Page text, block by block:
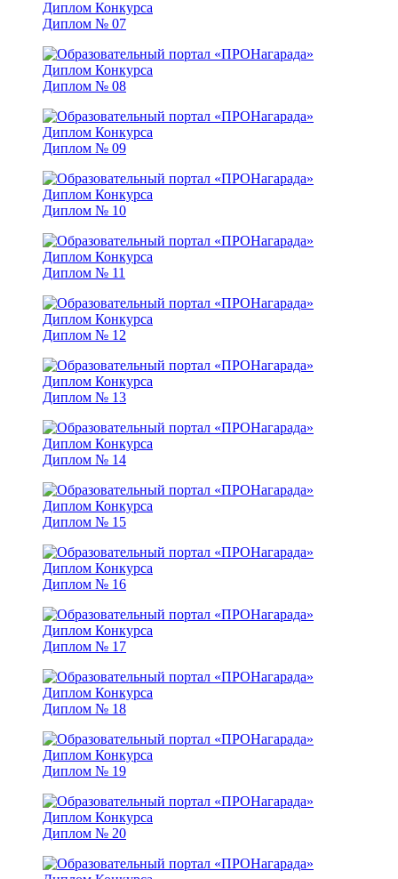
Диплом № 07
Диплом № 08
Диплом № 09
Диплом № 10
Диплом № 11
Диплом № 12
Диплом № 13
Диплом № 14
Диплом № 15
Диплом № 16
Диплом № 17
Диплом № 18
Диплом № 19
Диплом № 20